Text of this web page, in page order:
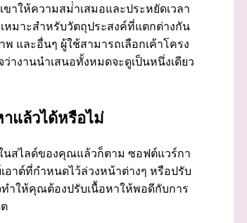
าให้ความสม่ําเสมอและประหยัดเวลา
หมาะสําหรับวัตถุประสงค์ที่แตกต่างกัน
และอื่นๆ ผู้ใช้สามารถเลือกเค้าโครง
างานนําเสนอทั้งหมดจะดูเป็นหนึ่งเดียว
แล้วได้หรือไม่
นสไลด์ของคุณแล้วก็ตาม ซอฟต์แวร์กา
าต์ที่กําหนดไว้ล่วงหน้าต่างๆ หรือปรับ
ทําให้คุณต้องปรับเนื้อหาให้พอดีกับการ